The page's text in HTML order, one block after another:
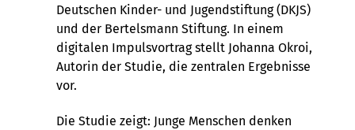
Deutschen Kinder- und Jugendstiftung (DKJS)
und der Bertelsmann Stiftung. In einem
digitalen Impulsvortrag stellt Johanna Okroi,
Autorin der Studie, die zentralen Ergebnisse
vor.
Die Studie zeigt: Junge Menschen denken